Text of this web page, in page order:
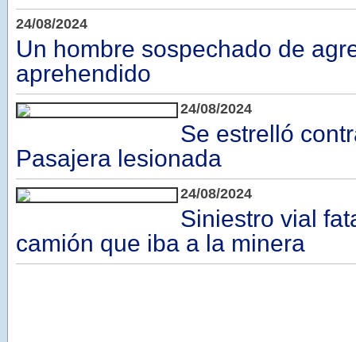
24/08/2024
Un hombre sospechado de
aprehendido
24/08/2024
Se estrelló
Pasajera lesionada
24/08/2024
Siniestro vial
camión que iba a la minera